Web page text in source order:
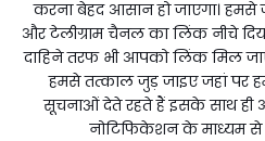
करना बेहद आसान हो जाएगा।
और टेलीग्राम चैनल का लिंक नीचे
दाहिने तरफ भी आपको लिंक मिल
हमसे तत्काल जुड़ जाइए जहां पर
सूचनाओं देते रहते हैं इसके साथ
नोटिफिकेशन के माध्यम